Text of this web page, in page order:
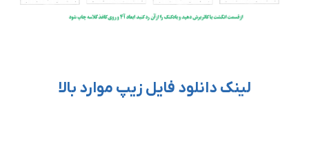
لینک دانلود فایل زیپ موارد بالا